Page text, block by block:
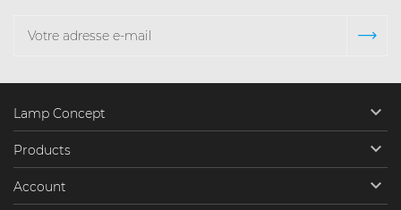
Lamp Concept 
Products 
Account 